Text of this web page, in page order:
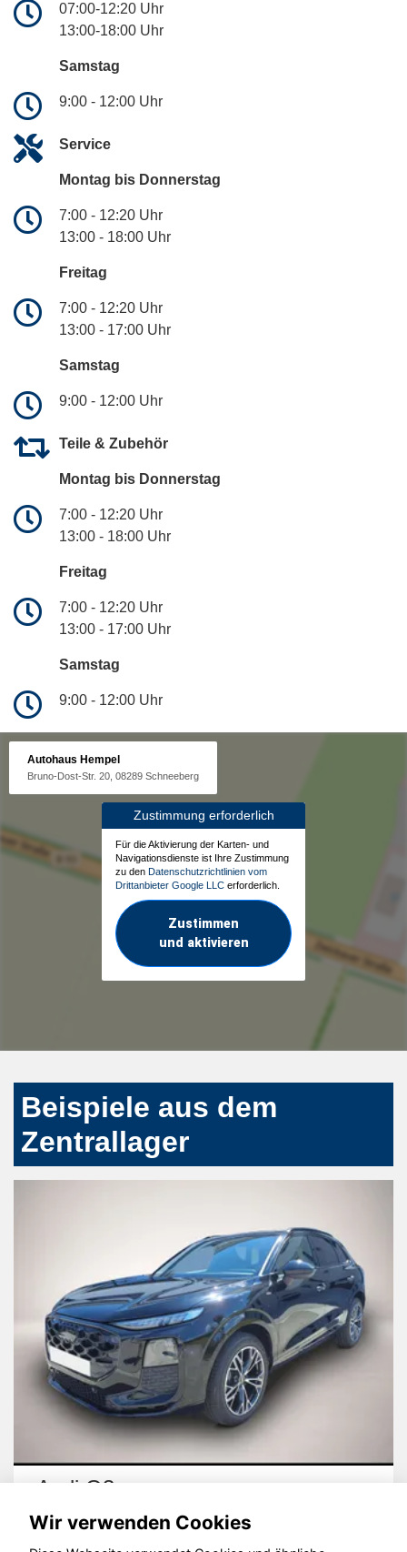
07:00-12:20 Uhr
13:00-18:00 Uhr
Samstag
9:00 - 12:00 Uhr
Service
Montag bis Donnerstag
7:00 - 12:20 Uhr
13:00 - 18:00 Uhr
Freitag
7:00 - 12:20 Uhr
13:00 - 17:00 Uhr
Samstag
9:00 - 12:00 Uhr
Teile & Zubehör
Montag bis Donnerstag
7:00 - 12:20 Uhr
13:00 - 18:00 Uhr
Freitag
7:00 - 12:20 Uhr
13:00 - 17:00 Uhr
Samstag
9:00 - 12:00 Uhr
Autohaus Hempel
Bruno-Dost-Str. 20, 08289 Schneeberg
Zustimmung erforderlich
Für die Aktivierung der Karten- und
Navigationsdienste ist Ihre Zustimmung
zu den Datenschutzrichtlinien vom
Drittanbieter Google LLC erforderlich.
Zustimmen
und aktivieren
Beispiele aus dem
Zentrallager
Audi Q3
Wir verwenden Cookies